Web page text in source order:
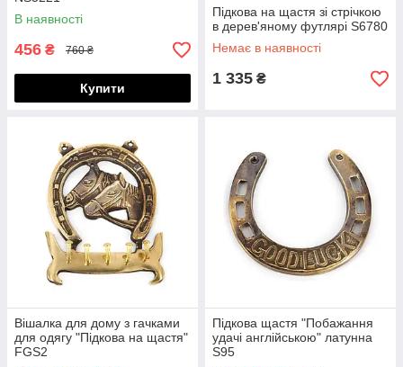
В наявності
456 ₴ 760 ₴
Купити
Підкова на щастя зі стрічкою
в дерев'яному футлярі S6780
Немає в наявності
1 335 ₴
Вішалка для дому з гачками
для одягу "Підкова на щастя"
FGS2
Підкова щастя "Побажання
удачі англійською" латунна
S95